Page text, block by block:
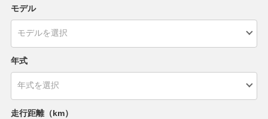
モデル
年式
走行距離（km）